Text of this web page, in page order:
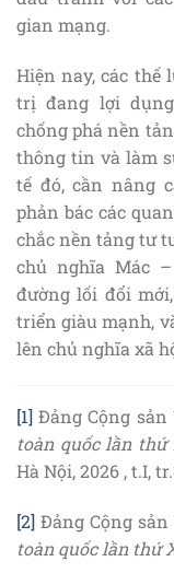
gian mạng.
Hiện nay, các thế
trị đang lợi
chống phá nền
thông tin và làm
tế đó, cần nâng
phản bác các
chắc nền tảng tư
chủ nghĩa Mác
đường lối đổi
triển giàu mạnh,
lên chủ nghĩa xã
[1] Đảng Cộng sản
toàn quốc lần thứ
Hà Nội, 2026 , t.I,
[2] Đảng Cộng sản
toàn quốc lần thứ